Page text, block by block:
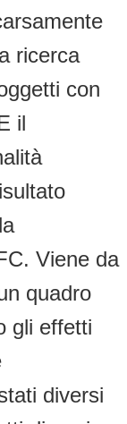
ricerca
con
il
Viene da
quadro
gli effetti
diversi